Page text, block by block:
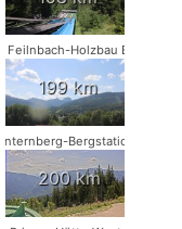
Feilnbach-Holzbau Eder
199 km
Unternberg-Bergstation
200 km